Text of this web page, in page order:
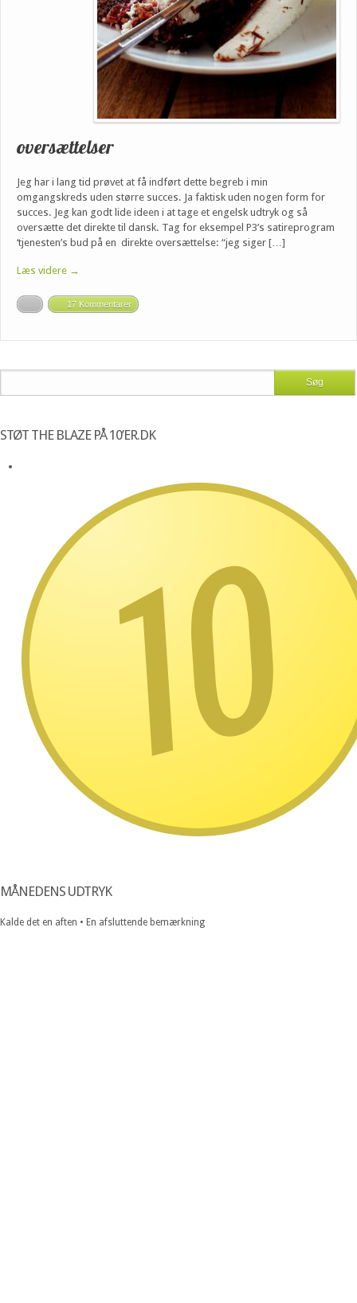
oversættelser
Jeg har i lang tid prøvet at få indført dette begreb i min
omgangskreds uden større succes. Ja faktisk uden nogen form for
succes. Jeg kan godt lide ideen i at tage et engelsk udtryk og så
oversætte det direkte til dansk. Tag for eksempel P3’s satireprogram
‘tjenesten’s bud på en direkte oversættelse: “jeg siger […]
Læs videre →
17 Kommentarer
STØT THE BLAZE PÅ 10’ER.DK
MÅNEDENS UDTRYK
Kalde det en aften • En afsluttende bemærkning